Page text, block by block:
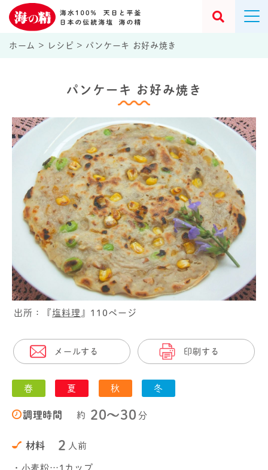
ホーム > レシピ > パンケーキ お好み焼き
パンケーキ お好み焼き
出所：『塩料理 』110ページ
メールする 印刷する
春 夏 秋 冬
調理時間 約 20〜30 分
材料 2 人前
・小麦粉…1カップ